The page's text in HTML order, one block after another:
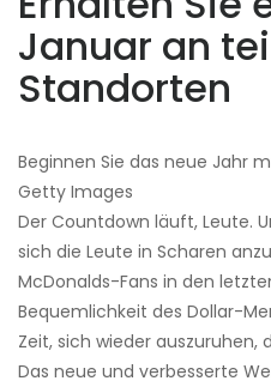
Januar an
Standorten
Beginnen Sie das neue Jahr
Getty Images
Der Countdown läuft, Leute.
sich die Leute in Scharen
McDonalds-Fans in den
Bequemlichkeit des Dollar-
Zeit, sich wieder
Das neue und verbesserte